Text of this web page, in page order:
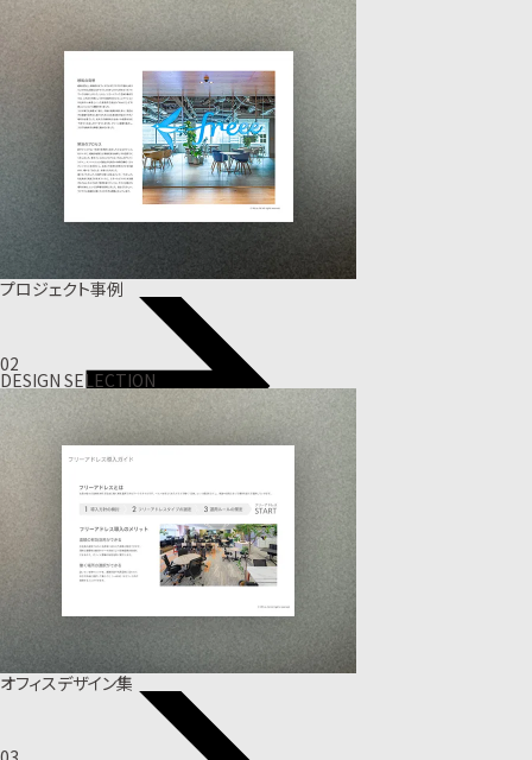
プロジェクト事例
02
DESIGN SELECTION
オフィスデザイン集